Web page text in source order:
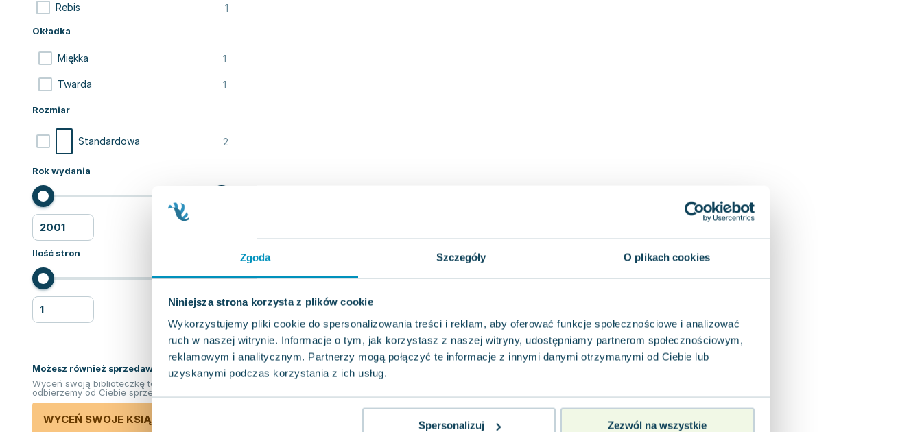
Zgoda Szczegóły O plikach cookies
Niniejsza strona korzysta z plików cookie
Wykorzystujemy pliki cookie do spersonalizowania treści i reklam, aby oferować funkcje społecznościowe i analizować
ruch w naszej witrynie. Informacje o tym, jak korzystasz z naszej witryny, udostępniamy partnerom społecznościowym,
reklamowym i analitycznym. Partnerzy mogą połączyć te informacje z innymi danymi otrzymanymi od Ciebie lub
uzyskanymi podczas korzystania z ich usług.
Spersonalizuj Zezwól na wszystkie
Rebis 1
Okładka
Miękka 1
Twarda 1
Rozmiar
Standardowa 2
Rok wydania
Ilość stron
Możesz również sprzedawać ksiązki!
Wyceń swoją biblioteczkę teraz. Odkupimy i
odbierzemy od Ciebie sprzedane książki.
WYCEŃ SWOJE KSIĄŻKI